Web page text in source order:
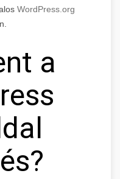
WordPress.org
a